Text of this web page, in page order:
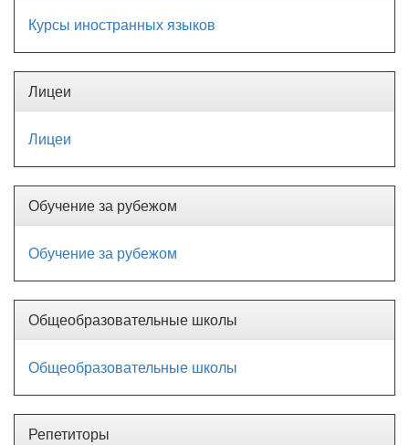
Курсы иностранных языков
Лицеи
Лицеи
Обучение за рубежом
Обучение за рубежом
Общеобразовательные школы
Общеобразовательные школы
Репетиторы